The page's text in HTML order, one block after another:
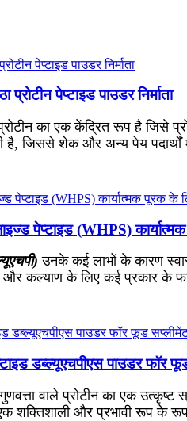
प्रोटीन पेप्टाइड पाउडर निर्माता
का एक केंद्रित रूप है जिसे
है, जिससे शेक और अन्य पेय पदार्थों
पेप्टाइड (WHPS)
उनके कई लाभों के कारण
और कल्याण के लिए कई प्रकार के
डब्ल्यूएचपीएस पाउडर फॉर
वाले प्रोटीन का एक उत्कृष्ट
शक्तिशाली और प्रभावी रूप के